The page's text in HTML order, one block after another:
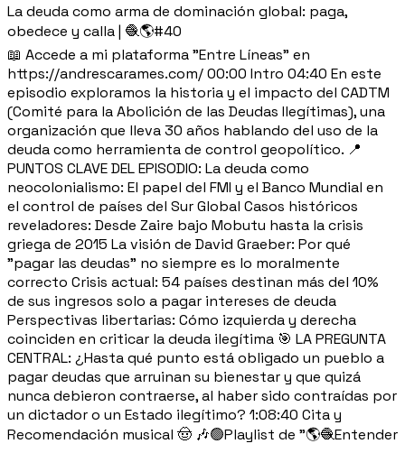
La deuda como arma de dominación global: paga,
obedece y calla | 🧶🌎#40
📖 Accede a mi plataforma "Entre Líneas" en
https://andrescarames.com/ 00:00 Intro 04:40 En este
episodio exploramos la historia y el impacto del CADTM
(Comité para la Abolición de las Deudas Ilegítimas), una
organización que lleva 30 años hablando del uso de la
deuda como herramienta de control geopolítico. 📍
PUNTOS CLAVE DEL EPISODIO: La deuda como
neocolonialismo: El papel del FMI y el Banco Mundial en
el control de países del Sur Global Casos históricos
reveladores: Desde Zaire bajo Mobutu hasta la crisis
griega de 2015 La visión de David Graeber: Por qué
"pagar las deudas" no siempre es lo moralmente
correcto Crisis actual: 54 países destinan más del 10%
de sus ingresos solo a pagar intereses de deuda
Perspectivas libertarias: Cómo izquierda y derecha
coinciden en criticar la deuda ilegítima 🎯 LA PREGUNTA
CENTRAL: ¿Hasta qué punto está obligado un pueblo a
pagar deudas que arruinan su bienestar y que quizá
nunca debieron contraerse, al haber sido contraídas por
un dictador o un Estado ilegítimo? 1:08:40 Cita y
Recomendación musical 🤠 🎶🟢Playlist de "🌎🧶Entender